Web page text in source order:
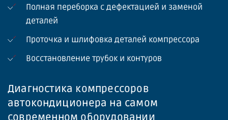
Полная переборка с дефектацией и заменой
деталей
Проточка и шлифовка деталей компрессора
Восстановление трубок и контуров
Диагностика компрессоров
автокондиционера на самом
современном оборудовании